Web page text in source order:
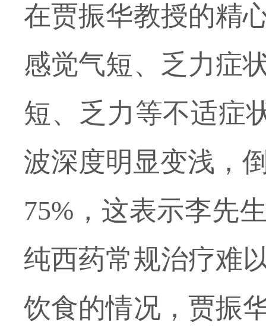
在贾振华教授的精
感觉气短、乏力症
短、乏力等不适症
波深度明显变浅，
75% ，这表示李先
纯西药常规治疗难
饮食的情况，贾振